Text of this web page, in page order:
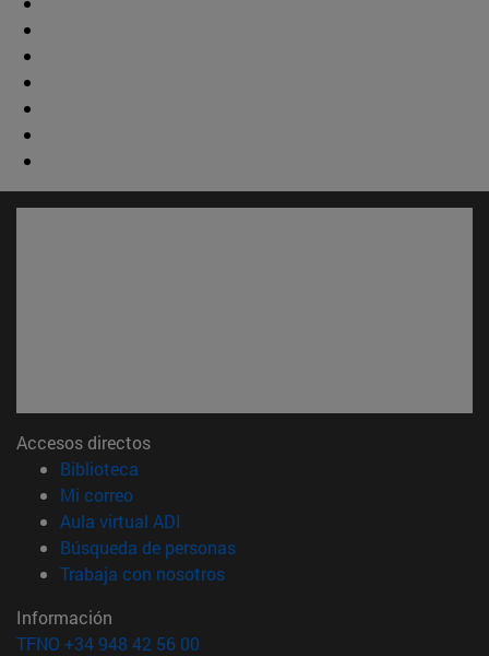
Accesos directos
Biblioteca
Mi correo(abre en nueva ventana)
Aula virtual ADI
Búsqueda de personas(abre en nueva ventana)
Trabaja con nosotros(abre en nueva ventana)
Información
TFNO +34 948 42 56 00